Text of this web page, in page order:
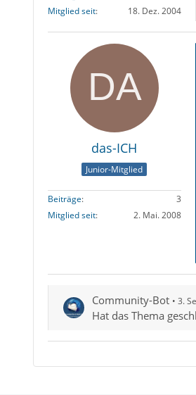
Mitglied seit
18. Dez. 2004
das-ICH
Junior-Mitglied
Beiträge
3
Mitglied seit
2. Mai. 2008
Community-Bot 3.
Hat das Thema